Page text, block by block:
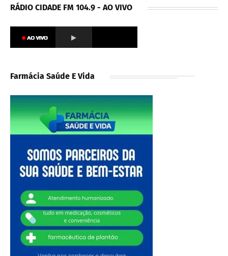
RÁDIO CIDADE FM 104.9 - AO VIVO
Farmácia Saúde E Vida